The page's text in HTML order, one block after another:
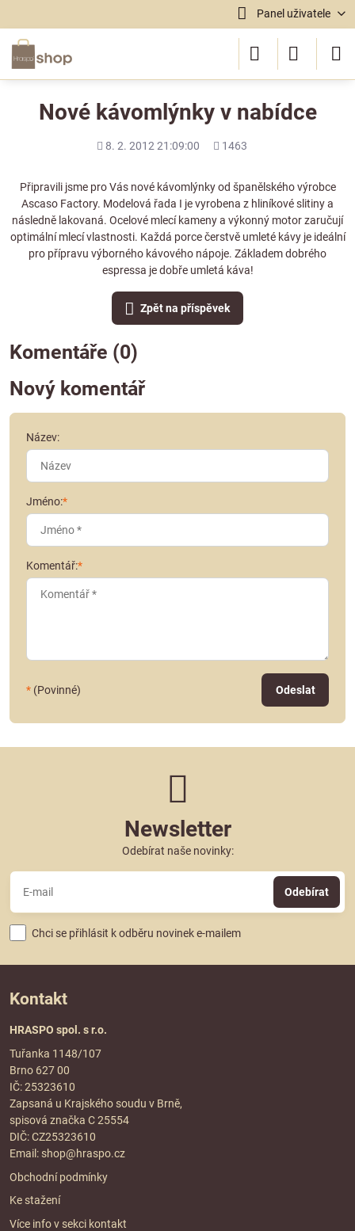
Panel uživatele
Nové kávomlýnky v nabídce
Přidáno
8. 2. 2012 21:09:00
Počet
1463
Připravili jsme pro Vás nové kávomlýnky od španělského výrobce
Ascaso Factory. Modelová řada I je vyrobena z hliníkové slitiny a
následně lakovaná. Ocelové mlecí kameny a výkonný motor zaručují
optimální mlecí vlastnosti. Každá porce čerstvě umleté kávy je ideální
pro přípravu výborného kávového nápoje. Základem dobrého
espressa je dobře umletá káva!
Zpět na příspěvek
Komentáře (0)
Nový komentář
Název:
Jméno:*
Komentář:*
* (Povinné) Odeslat
Newsletter
Odebírat naše novinky:
Odebírat
Chci se přihlásit k odběru novinek e-mailem
Kontakt
HRASPO spol. s r.o.
Tuřanka 1148/107
Brno 627 00
IČ: 25323610
Zapsaná u Krajského soudu v Brně,
spisová značka C 25554
DIČ: CZ25323610
Email: shop@hraspo.cz
Obchodní podmínky
Ke stažení
Více info v sekci kontakt